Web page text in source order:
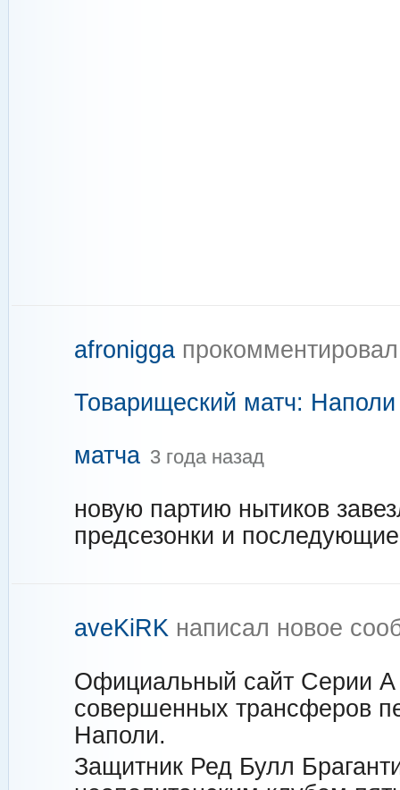
afronigga
Товарищеский матч:
матча 3 года назад
новую партию нытиков
предсезонки и
aveKiRKнаписал новое
Официальный сайт Серии А
совершенных трансферов
Наполи.
Защитник Ред Булл